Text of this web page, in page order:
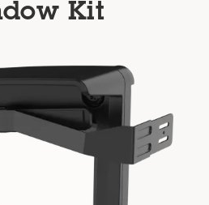
Kit